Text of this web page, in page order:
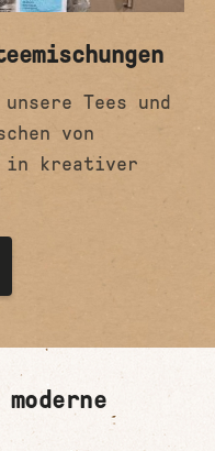
Tees und
von
in kreativer